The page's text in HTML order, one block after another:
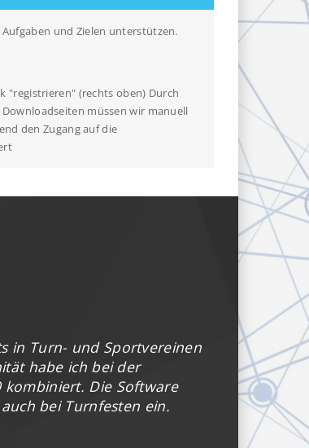
und Zielen unterstützen.
"registrieren" (rechts oben) Durch
müssen wir manuell
den Zugang auf die
in Turn- und Sportvereinen
habe ich bei der
Die Software
bei Turnfesten ein.